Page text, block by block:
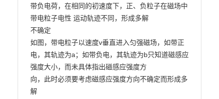
带负电荷，在相同的初速度下，正、负粒子在磁场中
带电粒子电性 运动轨迹不同，形成多解
不确定
如图，带电粒子以速度v垂直进入匀强磁场，如带正
电，其轨迹为a；如带负电，其轨迹为b只知道磁感应
强度大小，而未具体指出磁感应强度方
向，此时必须要考虑磁感应强度方向不确定而形成多
解